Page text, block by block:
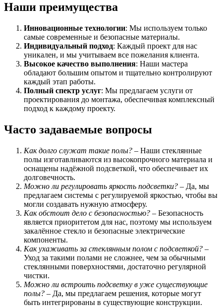
Наши преимущества
Инновационные технологии: Мы используем только
самые современные и безопасные материалы.
Индивидуальный подход: Каждый проект для нас
уникален, и мы учитываем все пожелания клиента.
Высокое качество выполнения: Наши мастера
обладают большим опытом и тщательно контролируют
каждый этап работы.
Полный спектр услуг: Мы предлагаем услуги от
проектирования до монтажа, обеспечивая комплексный
подход к каждому проекту.
Часто задаваемые вопросы
Как долго служат такие полы? – Наши стеклянные
полы изготавливаются из высокопрочного материала и
оснащены надёжной подсветкой, что обеспечивает их
долговечность.
Можно ли регулировать яркость подсветки? – Да, мы
предлагаем системы с регулируемой яркостью, чтобы вы
могли создавать нужную атмосферу.
Как обстоит дело с безопасностью? – Безопасность
является приоритетом для нас, поэтому мы используем
закалённое стекло и безопасные электрические
компоненты.
Как ухаживать за стеклянным полом с подсветкой? –
Уход за такими полами не сложнее, чем за обычными
стеклянными поверхностями, достаточно регулярной
чистки.
Можно ли встроить подсветку в уже существующие
полы? – Да, мы предлагаем решения, которые могут
быть интегрированы в существующие конструкции.